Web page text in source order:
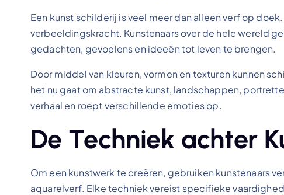
Een kunst schilderij is veel meer dan alleen verf op
verbeeldingskracht. Kunstenaars over de hele wereld
gedachten, gevoelens en ideeën tot leven te brengen.
Door middel van kleuren, vormen en texturen kunnen
het nu gaat om abstracte kunst, landschappen,
verhaal en roept verschillende emoties op.
De Techniek achter
Om een ​​kunstwerk te creëren, gebruiken kunstenaars
aquarelverf. Elke techniek vereist specifieke